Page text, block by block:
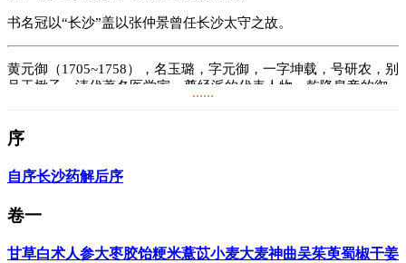
书名冠以“长沙”盖以张仲景曾任长沙太守之故。
黄元御（1705~1758），名玉璐，字元御，一字坤载，号研农，别
号玉楸子。清代著名医学家，尊经派的代表人物。乾隆皇帝的御
影响深远，被誉为“黄药师”、“一代宗师”，清军四川军医馆——
黄元御的著作，已知有十四种，医籍十一种，已刊行八种：《伤
《伤寒说义》《素灵微蕴》《玉揪药解》，未刊行三种：《素问
德经悬解》《玉揪子堂稿》等非医学著作三种，这充分说明了黄
......
序
自序长沙药解后序
卷一
甘草白术人参大枣胶饴粳米薏苡小麦大麦神曲吴茱萸蜀椒干姜